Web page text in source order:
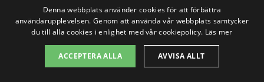
Sök efter en
Denna webbplats använder cookies för att förbättra
användarupplevelsen. Genom att använda vår webbplats samtycker
du till alla cookies i enlighet med vår cookiepolicy. Läs mer
ACCEPTERA ALLA AVVISA ALLT